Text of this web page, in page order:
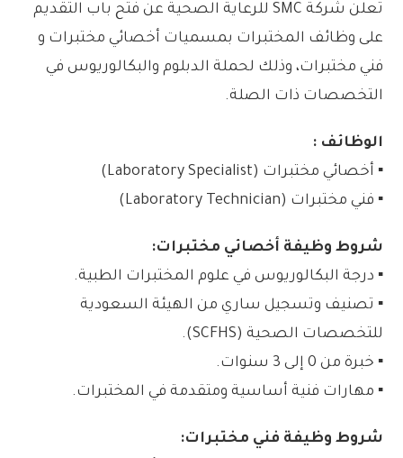
تعلن شركة SMC للرعاية الصحية عن فتح باب التقديم
على وظائف المختبرات بمسميات أخصائي مختبرات و
فني مختبرات، وذلك لحملة الدبلوم والبكالوريوس في
التخصصات ذات الصلة.
الوظائف :
▪️ أخصائي مختبرات (Laboratory Specialist)
▪️ فني مختبرات (Laboratory Technician)
شروط وظيفة أخصائي مختبرات:
▪️ درجة البكالوريوس في علوم المختبرات الطبية.
▪️ تصنيف وتسجيل ساري من الهيئة السعودية
للتخصصات الصحية (SCFHS).
▪️ خبرة من 0 إلى 3 سنوات.
▪️ مهارات فنية أساسية ومتقدمة في المختبرات.
شروط وظيفة فني مختبرات: